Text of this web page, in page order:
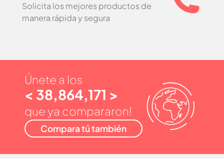
Solicita los mejores productos de
manera rápida y segura
Únete a los
< 38,864,171 >
que ya compararon!
Compara tú también